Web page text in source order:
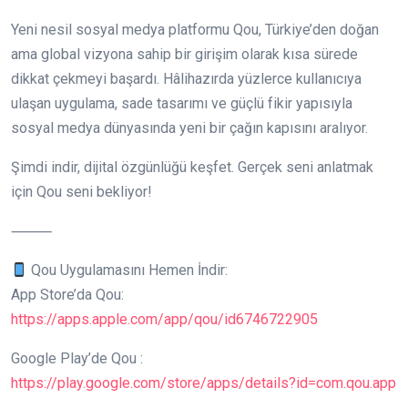
Yeni nesil sosyal medya platformu Qou, Türkiye’den doğan
ama global vizyona sahip bir girişim olarak kısa sürede
dikkat çekmeyi başardı. Hâlihazırda yüzlerce kullanıcıya
ulaşan uygulama, sade tasarımı ve güçlü fikir yapısıyla
sosyal medya dünyasında yeni bir çağın kapısını aralıyor.
Şimdi indir, dijital özgünlüğü keşfet. Gerçek seni anlatmak
için Qou seni bekliyor!
⸻
Qou Uygulamasını Hemen İndir:
App Store’da Qou:
https://apps.apple.com/app/qou/id6746722905
Google Play’de Qou :
https://play.google.com/store/apps/details?id=com.qou.app